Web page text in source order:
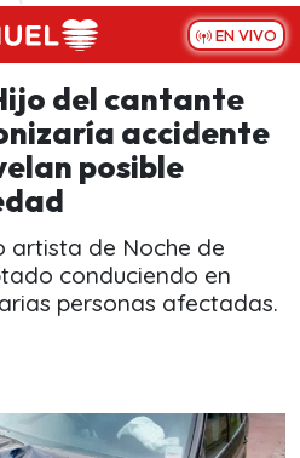
EN VIVO
del cantante
accidente
posible
artista de Noche de
conduciendo en
personas afectadas.